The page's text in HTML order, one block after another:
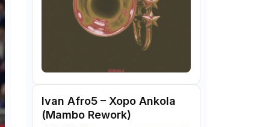
Ivan Afro5 – Xopo Ankola
(Mambo Rework)